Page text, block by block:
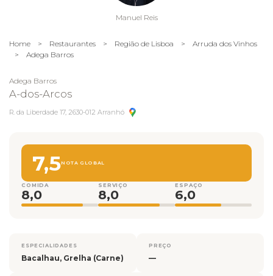
Manuel Reis
Home > Restaurantes > Região de Lisboa > Arruda dos Vinhos
> Adega Barros
Adega Barros
A-dos-Arcos
R. da Liberdade 17, 2630-012 Arranhó
7,5NOTA GLOBAL
COMIDA
8,0
SERVIÇO
8,0
ESPAÇO
6,0
ESPECIALIDADES
Bacalhau, Grelha (Carne)
PREÇO
—